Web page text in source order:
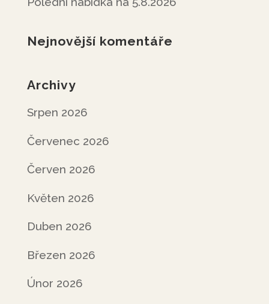
Nejnovější komentáře
Archivy
Srpen 2026
Červenec 2026
Červen 2026
Květen 2026
Duben 2026
Březen 2026
Únor 2026